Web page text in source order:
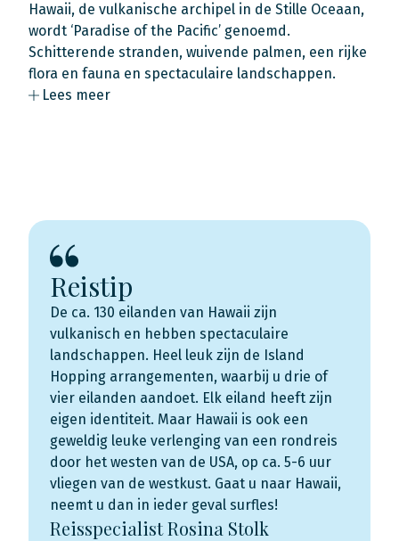
Hawaii, de vulkanische archipel in de Stille Oceaan,
wordt ‘Paradise of the Pacific’ genoemd.
Schitterende stranden, wuivende palmen, een rijke
flora en fauna en spectaculaire landschappen.
Lees meer
Reistip
De ca. 130 eilanden van Hawaii zijn
vulkanisch en hebben spectaculaire
landschappen. Heel leuk zijn de Island
Hopping arrangementen, waarbij u drie of
vier eilanden aandoet. Elk eiland heeft zijn
eigen identiteit. Maar Hawaii is ook een
geweldig leuke verlenging van een rondreis
door het westen van de USA, op ca. 5-6 uur
vliegen van de westkust. Gaat u naar Hawaii,
neemt u dan in ieder geval surfles!
Reisspecialist Rosina Stolk